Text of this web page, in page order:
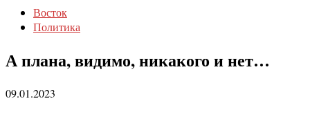
Восток
Политика
А плана, видимо, никакого и нет…
09.01.2023